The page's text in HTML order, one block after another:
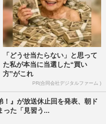
「どうせ当たらない」と思って
た私が本当に当選した“買い
方”がこれ
PR(合同会社デジタルファーム )
！』が放送休止回を発表、朝ド
った「見習う...